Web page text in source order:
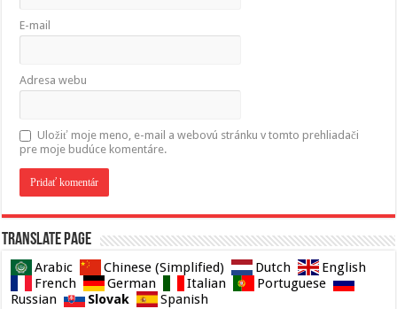
E-mail
Adresa webu
Uložiť moje meno, e-mail a webovú stránku v tomto prehliadači
pre moje budúce komentáre.
Translate page
Arabic Chinese (Simplified) Dutch
English
French
German Italian
Portuguese
Russian
Slovak Spanish